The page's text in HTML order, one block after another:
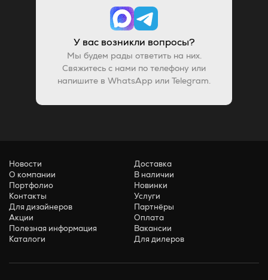
У вас возникли вопросы?
Мы будем рады ответить на них.
Свяжитесь с нами по телефону или
напишите в WhatsApp или Telegram.
Новости
О компании
Портфолио
Контакты
Для дизайнеров
Акции
Полезная информация
Каталоги
Доставка
В наличии
Новинки
Услуги
Партнёры
Оплата
Вакансии
Для дилеров